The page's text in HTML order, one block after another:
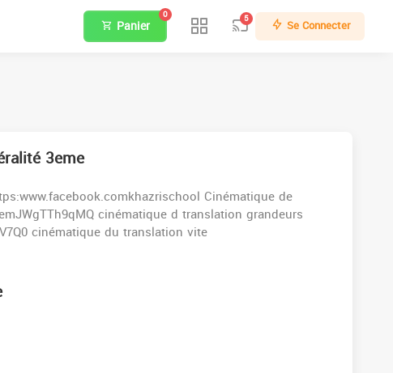
Panier
0 5 Se Connecter
3eme
Cinématique de
cinématique d translation grandeurs
cinématique du translation vite